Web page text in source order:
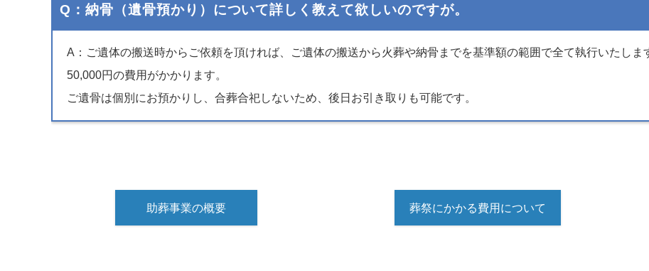
Q：納骨（遺骨預かり）について詳しく教えて欲しいのですが。
A：ご遺体の搬送時からご依頼を頂ければ、ご遺体の搬送から火葬や納骨までを基準額の範囲で全て執行いたしま
50,000円の費用がかかります。
ご遺骨は個別にお預かりし、合葬合祀しないため、後日お引き取りも可能です。
助葬事業の概要 葬祭にかかる費用について